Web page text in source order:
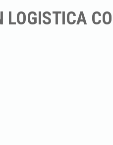
LOGISTICA